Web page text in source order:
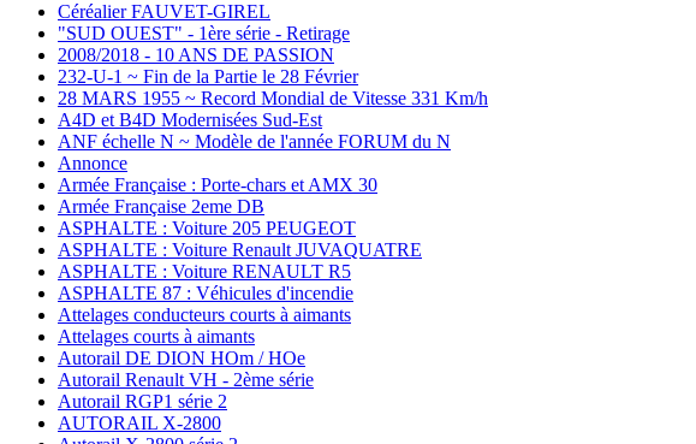
Céréalier FAUVET-GIREL
"SUD OUEST" - 1ère série - Retirage
2008/2018 - 10 ANS DE PASSION
232-U-1 ~ Fin de la Partie le 28 Février
28 MARS 1955 ~ Record Mondial de Vitesse 331 Km/h
A4D et B4D Modernisées Sud-Est
ANF échelle N ~ Modèle de l'année FORUM du N
Annonce
Armée Française : Porte-chars et AMX 30
Armée Française 2eme DB
ASPHALTE : Voiture 205 PEUGEOT
ASPHALTE : Voiture Renault JUVAQUATRE
ASPHALTE : Voiture RENAULT R5
ASPHALTE 87 : Véhicules d'incendie
Attelages conducteurs courts à aimants
Attelages courts à aimants
Autorail DE DION HOm / HOe
Autorail Renault VH - 2ème série
Autorail RGP1 série 2
AUTORAIL X-2800